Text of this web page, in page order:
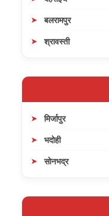
बलरामपुर
श्रावस्ती
मिर्जापुर
भदोही
सोनभद्र